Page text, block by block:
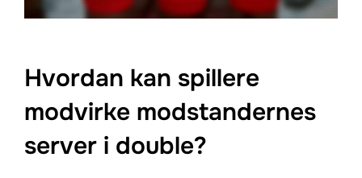
Hvordan kan spillere
modvirke modstandernes
server i double?